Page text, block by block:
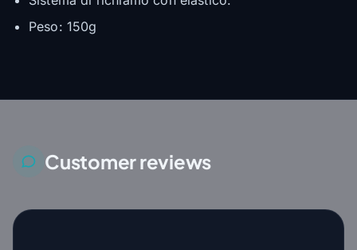
Peso: 150g
Customer reviews